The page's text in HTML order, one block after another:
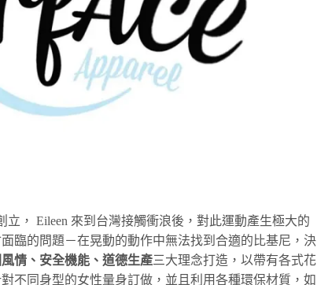
立， Eileen 來到台灣接觸衝浪後，對此運動產生極大的
臨的問題－在晃動的動作中無法找到合適的比基尼，決
情、安全機能、道德生產三大理念打造，以帶有各式花
不同身型的女性量身訂做，並且利用各種環保材質，如